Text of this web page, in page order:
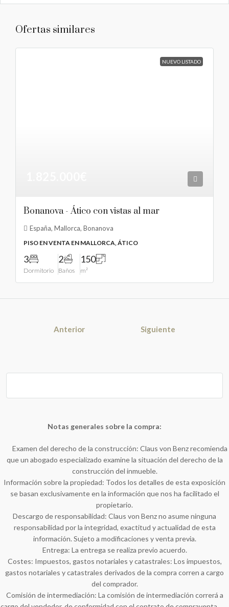
Ofertas similares
NUEVO LISTADO
Bonanova - Ático con vistas al mar
España, Mallorca, Bonanova
PISO EN VENTA EN MALLORCA, ÁTICO
3
Dormitorio
2
Baños
150
m²
Anterior Siguiente
Notas generales sobre la compra:
Examen del derecho de la construcción: Claus von Benz recomienda
que un abogado especializado examine la situación del derecho de la
construcción del inmueble.
Información sobre la propiedad: Todos los detalles de esta exposición
se basan exclusivamente en la información que nos ha facilitado el
propietario.
Descargo de responsabilidad: Claus von Benz no asume ninguna
responsabilidad por la integridad, exactitud y actualidad de esta
información. Sujeto a modificaciones y venta previa.
Entrega: La entrega se realiza previo acuerdo.
Costes: Impuestos, gastos notariales y catastrales: Los impuestos,
gastos notariales y catastrales derivados de la compra corren a cargo
del comprador.
Comisión de intermediación: La comisión de intermediación correrá a